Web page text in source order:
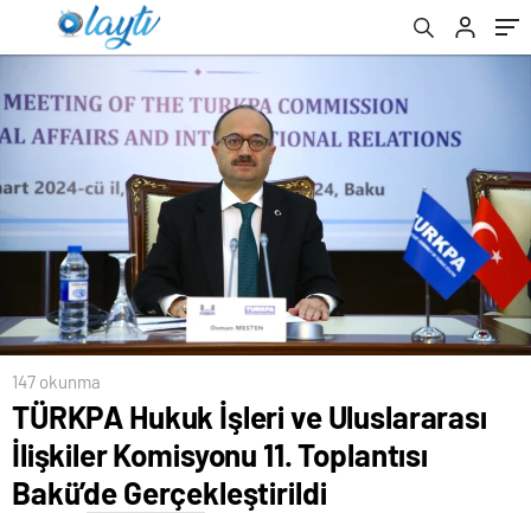
Gerçekleştirildi
147 okunma
TÜRKPA Hukuk İşleri ve Uluslararası
İlişkiler Komisyonu 11. Toplantısı
Bakü’de Gerçekleştirildi